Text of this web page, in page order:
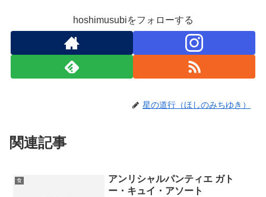
hoshimusubiをフォローする
星の道行（ほしのみちゆき）
関連記事
食
アンリシャルパンティエ ガト
ー・キュイ・アソート